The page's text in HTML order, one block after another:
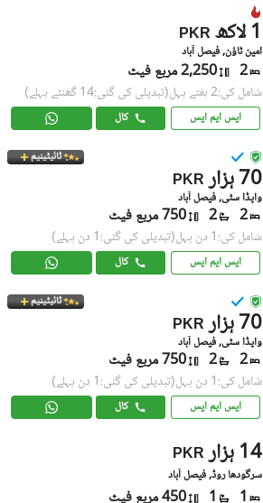
PKR 1 لاکھ
امین ٹاؤن, فیصل آباد
2 2,250 مربع فیٹ
شامل کی:2 ہفتے پہل (تبدیلی کی گئی:14 گھنٹے پہلے)
ایس ایم ایس کال
ٹائیٹینیم
PKR 70 ہزار
واپڈا سٹی, فیصل آباد
2
2 750 مربع فیٹ
شامل کی:1 دن پہل (تبدیلی کی گئی:1 دن پہلے)
ایس ایم ایس کال
ٹائیٹینیم
PKR 70 ہزار
واپڈا سٹی, فیصل آباد
2
2 750 مربع فیٹ
شامل کی:1 دن پہل (تبدیلی کی گئی:1 دن پہلے)
ایس ایم ایس کال
PKR 14 ہزار
سرگودھا روڈ, فیصل آباد
1
1 450 مربع فیٹ